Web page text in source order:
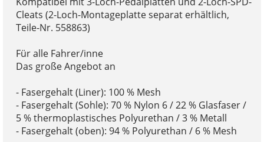
Cleats (2-Loch-Montageplatte separat erhältlich,
Teile-Nr. 558863)
Für alle Fahrer/inne
Das große Angebot an
- Fasergehalt (Liner): 100 % Mesh
- Fasergehalt (Sohle): 70 % Nylon 6 / 22 % Glasfaser /
5 % thermoplastisches Polyurethan / 3 % Metall
- Fasergehalt (oben): 94 % Polyurethan / 6 % Mesh